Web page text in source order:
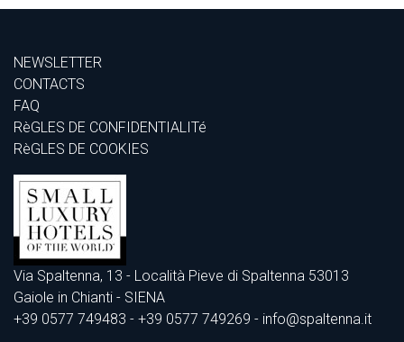
NEWSLETTER
CONTACTS
FAQ
RèGLES DE CONFIDENTIALITé
RèGLES DE COOKIES
Via Spaltenna, 13 - Località Pieve di Spaltenna 53013
Gaiole in Chianti - SIENA
+39 0577 749483 - +39 0577 749269 - info@spaltenna.it